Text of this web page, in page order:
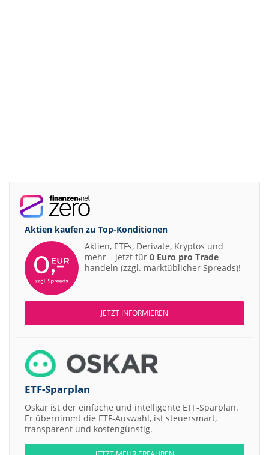
Aktien kaufen zu Top-Konditionen
Aktien, ETFs, Derivate, Kryptos und
mehr – jetzt für 0 Euro pro Trade
handeln (zzgl. marktüblicher Spreads)!
JETZT INFORMIEREN
ETF-Sparplan
Oskar ist der einfache und intelligente ETF-Sparplan.
Er übernimmt die ETF-Auswahl, ist steuersmart,
transparent und kostengünstig.